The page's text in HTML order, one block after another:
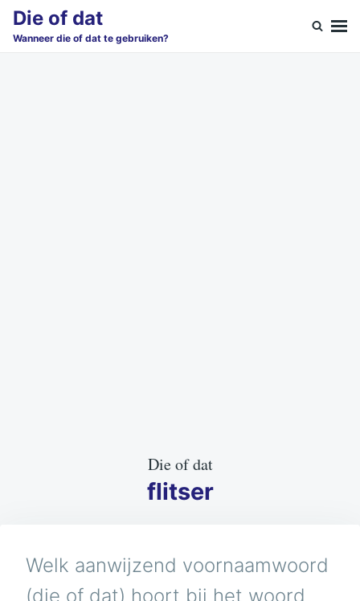
SkipSearch
for:
Die of dat
Wanneer die of dat te gebruiken?
Die of dat
flitser
Welk aanwijzend voornaamwoord
(die of dat) hoort bij het woord